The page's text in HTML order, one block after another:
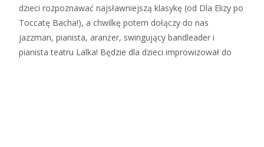
dzieci rozpoznawać najsławniejszą klasykę (od Dla Elizy po
Toccatę Bacha!), a chwilkę potem dołączy do nas
jazzman, pianista, aranżer, swingujący bandleader i
pianista teatru Lalka! Będzie dla dzieci improwizował do